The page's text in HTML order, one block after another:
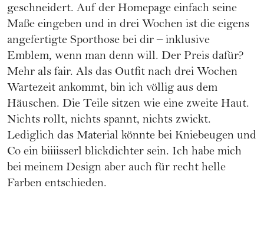
geschneidert. Auf der Homepage einfach seine
Maße eingeben und in drei Wochen ist die eigens
angefertigte Sporthose bei dir – inklusive
Emblem, wenn man denn will. Der Preis dafür?
Mehr als fair. Als das Outfit nach drei Wochen
Wartezeit ankommt, bin ich völlig aus dem
Häuschen. Die Teile sitzen wie eine zweite Haut.
Nichts rollt, nichts spannt, nichts zwickt.
Lediglich das Material könnte bei Kniebeugen und
Co ein biiiisserl blickdichter sein. Ich habe mich
bei meinem Design aber auch für recht helle
Farben entschieden.